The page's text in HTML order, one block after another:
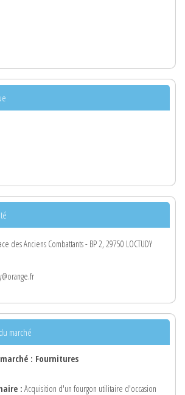
des Anciens Combattants - BP 2, 29750 LOCTUDY
marché
: Fournitures
: Acquisition d'un fourgon utilitaire d'occasion